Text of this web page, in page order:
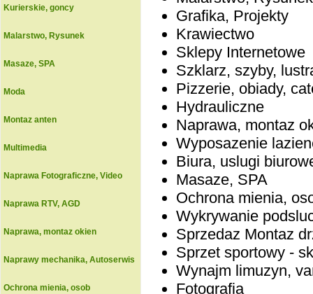
Kurierskie, goncy
Malarstwo, Rysunek
Masaze, SPA
Moda
Montaz anten
Multimedia
Naprawa Fotograficzne, Video
Naprawa RTV, AGD
Naprawa, montaz okien
Naprawy mechanika, Autoserwis
Ochrona mienia, osob
Grafika, Projekty
Krawiectwo
Sklepy Internetowe
Szklarz, szyby,
Pizzerie, obiady,
Hydrauliczne
Naprawa, montaz
Wyposazenie
Biura, uslugi
Masaze, SPA
Ochrona mienia,
Wykrywanie
Sprzedaz Montaz
Sprzet sportowy -
Wynajm limuzyn,
Fotografia